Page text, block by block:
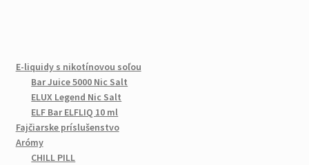
E-liquidy s nikotínovou soľou
Bar Juice 5000 Nic Salt
ELUX Legend Nic Salt
ELF Bar ELFLIQ 10 ml
Fajčiarske príslušenstvo
Arómy
CHILL PILL